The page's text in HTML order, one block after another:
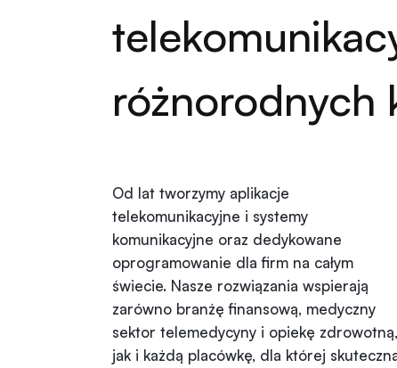
różnorodnych
Od lat tworzymy aplikacje
telekomunikacyjne i systemy
komunikacyjne oraz dedykowane
oprogramowanie dla firm na całym
świecie. Nasze rozwiązania wspierają
zarówno branżę finansową, medyczny
sektor telemedycyny i opiekę zdrowotną,
jak i każdą placówkę, dla której